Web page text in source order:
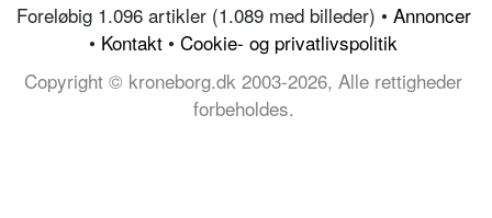
Foreløbig 1.096 artikler (1.089 med billeder) • Annoncer
• Kontakt • Cookie- og privatlivspolitik
Copyright © kroneborg.dk 2003-2026, Alle rettigheder
forbeholdes.